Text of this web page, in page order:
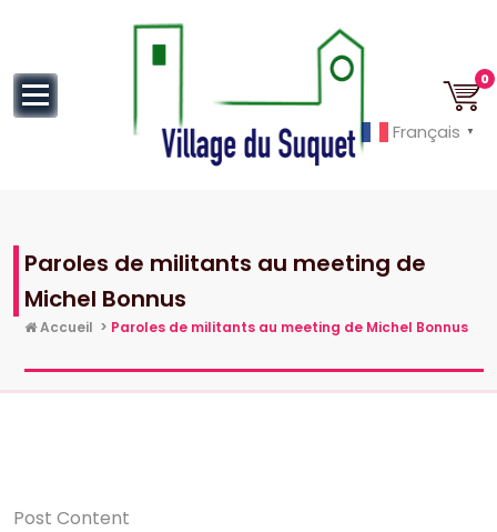
0
Paroles de militants au meeting de
Michel Bonnus
Accueil > Paroles de militants au meeting de Michel Bonnus
Post Content
Français ▼